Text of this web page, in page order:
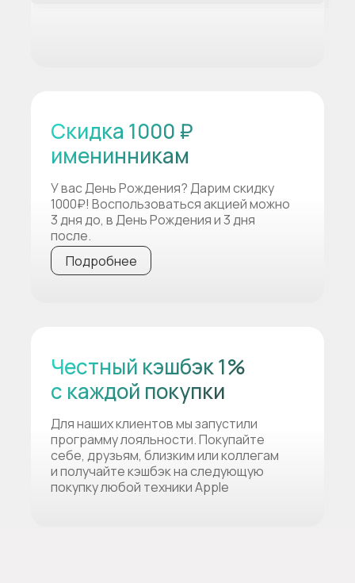
Подробнее
Скидка 1000 ₽
именинникам
Для наших клиентов мы запустили
программу лояльности. Покупайте
себе, друзьям, близким или коллегам
и получайте кэшбэк на следующую
покупку любой техники Apple
Честный кэшбэк 1%
с каждой покупки
У вас День Рождения? Дарим скидку
1000₽! Воспользоваться акцией можно
3 дня до, в День Рождения и 3 дня
после.